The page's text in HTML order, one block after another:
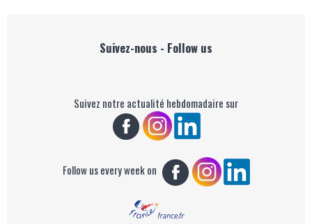
Suivez-nous - Follow us
Suivez notre actualité hebdomadaire sur
Follow us every week on